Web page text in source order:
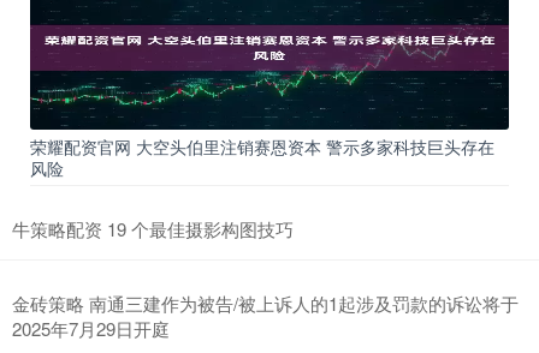
荣耀配资官网 大空头伯里注销赛恩资本 警示多家科技巨头存在
风险
牛策略配资 19 个最佳摄影构图技巧
金砖策略 南通三建作为被告/被上诉人的1起涉及罚款的诉讼将于
2025年7月29日开庭